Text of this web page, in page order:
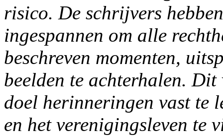
risico. De schrijvers
ingespannen om alle
beschreven momenten,
beelden te achterhalen. Dit
doel herinneringen vast te
en het verenigingsleven te